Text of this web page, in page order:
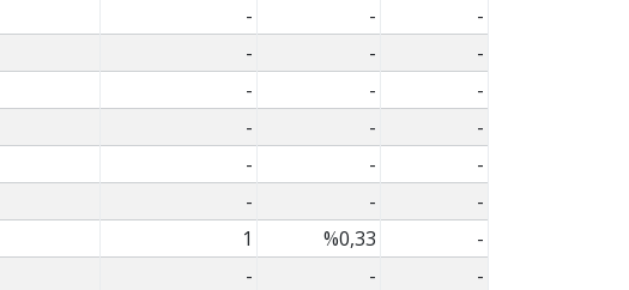
- -
-
- -
-
- -
-
- -
-
- -
-
- -
-
1 %0,33
-
- -
-